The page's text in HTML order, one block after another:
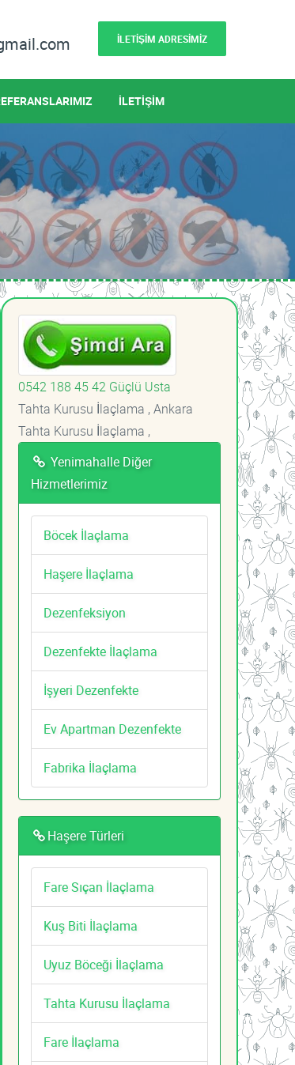
İLETİŞİM ADRESİMİZ
İLETİŞİM
0542 188 45 42 Güçlü Usta
Tahta Kurusu İlaçlama , Ankara
Tahta Kurusu İlaçlama ,
Yenimahalle Diğer
Hizmetlerimiz
Böcek İlaçlama
Haşere İlaçlama
Dezenfeksiyon
Dezenfekte İlaçlama
İşyeri Dezenfekte
Ev Apartman Dezenfekte
Fabrika İlaçlama
Haşere Türleri
Fare Sıçan İlaçlama
Kuş Biti İlaçlama
Uyuz Böceği İlaçlama
Tahta Kurusu İlaçlama
Fare İlaçlama